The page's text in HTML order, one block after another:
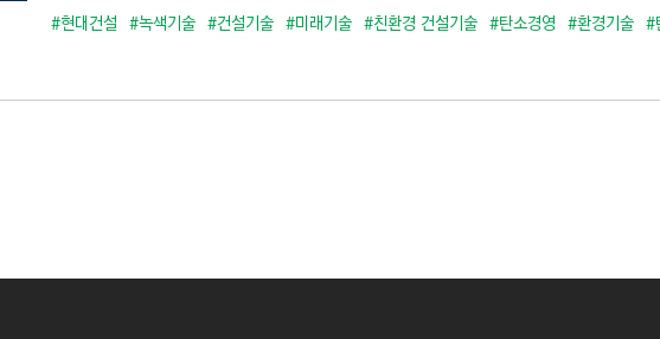
#현대건설 #녹색기술 #건설기술 #미래기술 #친환경 건설기술 #탄소경영 #환경기술 #